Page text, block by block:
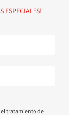
ESPECIALES!
el tratamiento de